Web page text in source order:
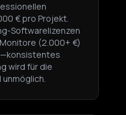
€ pro Projekt.
Softwarelizenzen
(2.000+ €)
wird für die